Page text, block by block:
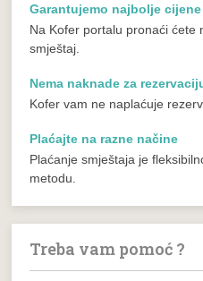
Garantujemo najbolje cijene
Na Kofer portalu pronaći ćete
smještaj.
Nema naknade za
Kofer vam ne naplaćuje
Plaćajte na razne načine
Plaćanje smještaja je
metodu.
Treba vam pomoć ?